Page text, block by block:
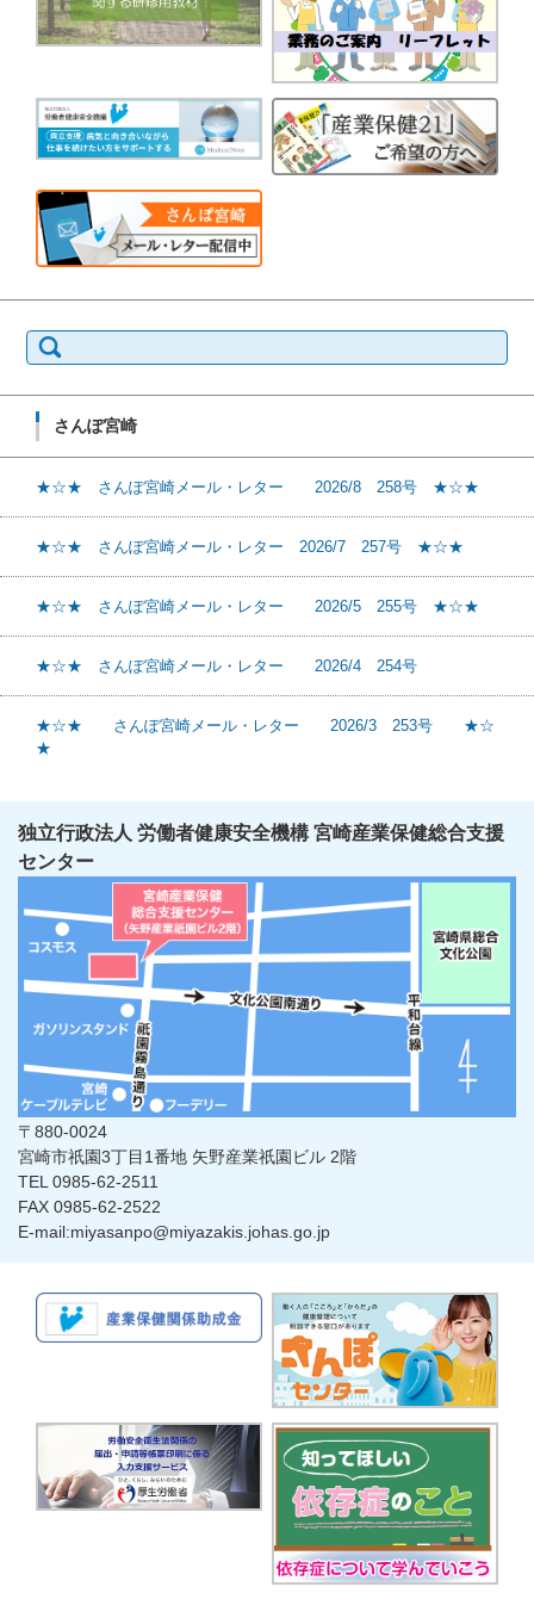
索:
さんぽ宮崎
★☆★ さんぽ宮崎メール・レター 2026/8 258号 ★☆★
★☆★ さんぽ宮崎メール・レター 2026/7 257号 ★☆★
★☆★ さんぽ宮崎メール・レター 2026/5 255号 ★☆★
★☆★ さんぽ宮崎メール・レター 2026/4 254号
★☆★ さんぽ宮崎メール・レター 2026/3 253号 ★☆
★
独立行政法人 労働者健康安全機構 宮崎産業保健総合支援
センター
〒880-0024
宮崎市祇園3丁目1番地 矢野産業祇園ビル 2階
TEL 0985-62-2511
FAX 0985-62-2522
E-mail:miyasanpo@miyazakis.johas.go.jp